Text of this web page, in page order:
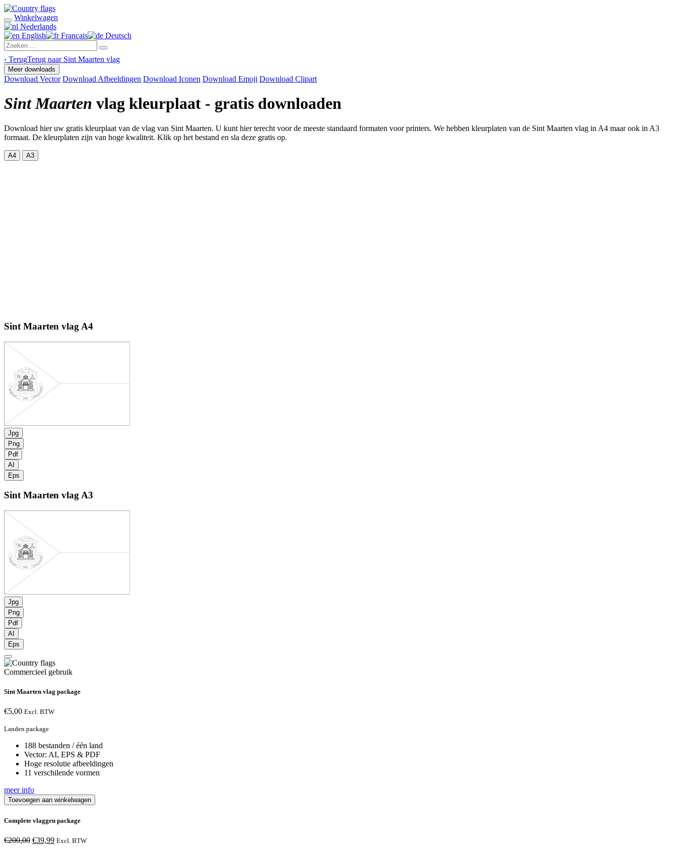
Winkelwagen
Nederlands
English
Français Deutsch
‹ TerugTerug naar Sint Maarten vlag
Meer downloads
Download Vector Download Afbeeldingen Download Iconen Download Emoji Download Clipart
Sint Maarten vlag kleurplaat - gratis downloaden
Download hier uw gratis kleurplaat van de vlag van Sint Maarten. U kunt hier terecht voor de meeste standaard formaten voor printers. We hebben kleurplaten van de Sint Maarten vlag in A4 maar ook in A3
formaat. De kleurplaten zijn van hoge kwaliteit. Klik op het bestand en sla deze gratis op.
A4 A3
Sint Maarten vlag A4
Jpg
Png
Pdf
AI
Eps
Sint Maarten vlagA3
Jpg
Png
Pdf
AI
Eps
Commercieel gebruik
Sint Maarten vlag package
€5,00 Excl. BTW
Landen package
188 bestanden / één land
Vector: AI, EPS & PDF
Hoge resolutie afbeeldingen
11 verschilende vormen
meer info
Toevoegen aan winkelwagen
Complete vlaggen package
€200,00 Oorspronkelijke
€39,99Huidige
Excl. BTW